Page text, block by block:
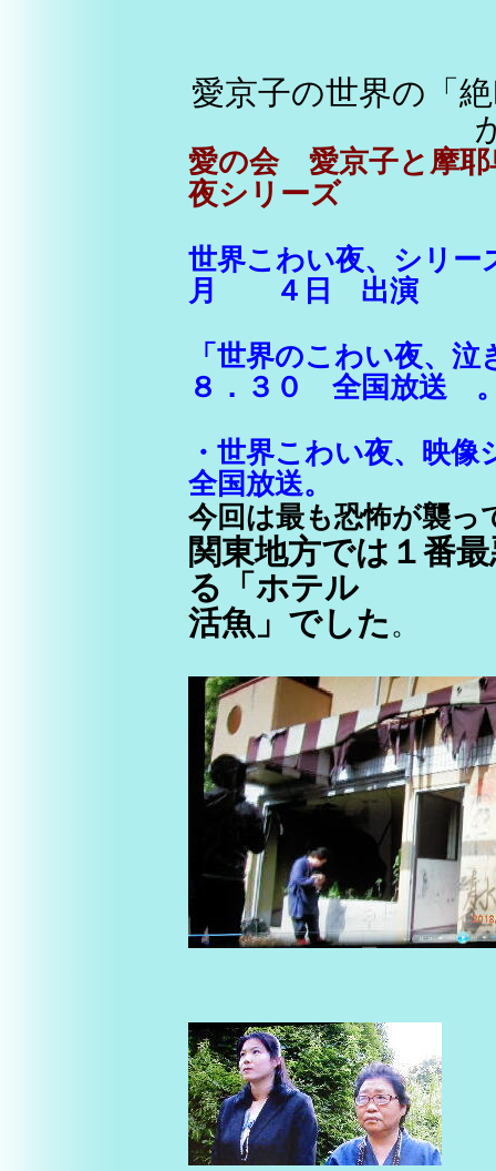
愛京子の世界の「
愛の会 愛京子と摩耶
夜シリーズ
世界こわい夜、シリ
月 ４日 出演
「世界のこわい夜、
８．３０ 全国放送
・世界こわい夜、映
全国放送。
今回は最も恐怖が襲っ
関東地方では１番
る「ホテル
活魚」でした。